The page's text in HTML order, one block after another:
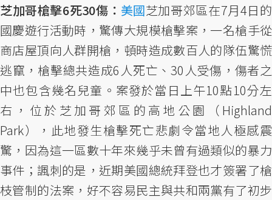
芝加哥槍擊6死30傷： 美國芝加哥郊區在7月4日的
國慶遊行活動時，驚傳大規模槍擊案，一名槍手從
商店屋頂向人群開槍，頓時造成數百人的隊伍驚慌
逃竄，槍擊總共造成6人死亡、30人受傷，傷者之
中也包含幾名兒童。案發於當日上午10點10分左
右，位於芝加哥郊區的高地公園（Highland
Park），此地發生槍擊死亡悲劇令當地人極感震
驚，因為這一區數十年來幾乎未曾有過類似的暴力
事件；諷刺的是，近期美國總統拜登也才簽署了槍
枝管制的法案，好不容易民主與共和兩黨有了初步